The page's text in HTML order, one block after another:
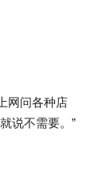
网问各种店
说不需要。”